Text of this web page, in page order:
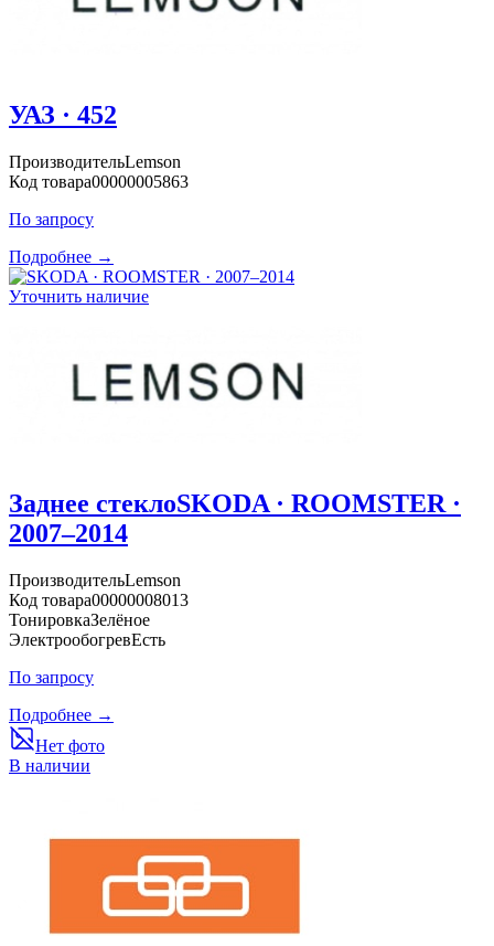
УАЗ · 452
ПроизводительLemson
Код товара00000005863
По запросу
Подробнее →
Уточнить наличие
Заднее стеклоSKODA · ROOMSTER ·
2007–2014
ПроизводительLemson
Код товара00000008013
ТонировкаЗелёное
ЭлектрообогревЕсть
По запросу
Подробнее →
Нет фото
В наличии